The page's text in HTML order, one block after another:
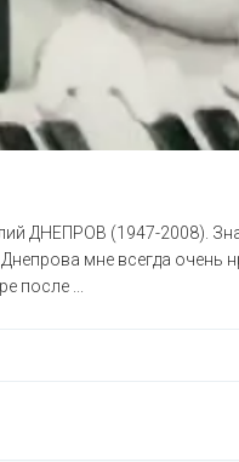
ДНЕПРОВ (1947-2008).
мне всегда очень
после ...